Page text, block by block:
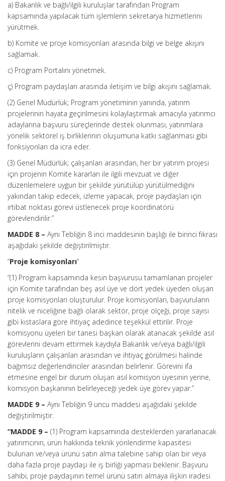
a) Bakanlık ve bağlı/ilgili kuruluşlar tarafından Program
kapsamında yapılacak tüm işlemlerin sekretarya hizmetlerini
yürütmek.
b) Komite ve proje komisyonları arasında bilgi ve belge akışını
sağlamak.
c) Program Portalını yönetmek.
ç) Program paydaşları arasında iletişim ve bilgi akışını sağlamak.
(2) Genel Müdürlük; Program yönetiminin yanında, yatırım
projelerinin hayata geçirilmesini kolaylaştırmak amacıyla yatırımcı
adaylarına başvuru süreçlerinde destek olunması, yatırımlara
yönelik sektörel iş birliklerinin oluşumuna katkı sağlanması gibi
fonksiyonları da icra eder.
(3) Genel Müdürlük; çalışanları arasından, her bir yatırım projesi
için projenin Komite kararları ile ilgili mevzuat ve diğer
düzenlemelere uygun bir şekilde yürütülüp yürütülmediğini
yakından takip edecek, izleme yapacak, proje paydaşları için
irtibat noktası görevi üstlenecek proje koordinatörü
görevlendirilir.”
MADDE 8 – Aynı Tebliğin 8 inci maddesinin başlığı ile birinci fıkrası
aşağıdaki şekilde değiştirilmiştir.
“Proje komisyonları”
“(1) Program kapsamında kesin başvurusu tamamlanan projeler
için Komite tarafından beş asıl üye ve dört yedek üyeden oluşan
proje komisyonları oluşturulur. Proje komisyonları, başvuruların
nitelik ve niceliğine bağlı olarak sektör, proje ölçeği, proje sayısı
gibi kıstaslara göre ihtiyaç adedince teşekkül ettirilir. Proje
komisyonu üyeleri bir tanesi başkan olarak atanacak şekilde asıl
görevlerini devam ettirmek kaydıyla Bakanlık ve/veya bağlı/ilgili
kuruluşların çalışanları arasından ve ihtiyaç görülmesi halinde
bağımsız değerlendiriciler arasından belirlenir. Görevini ifa
etmesine engel bir durum oluşan asıl komisyon üyesinin yerine,
komisyon başkanının belirleyeceği yedek üye görev yapar.”
MADDE 9 – Aynı Tebliğin 9 uncu maddesi aşağıdaki şekilde
değiştirilmiştir.
“MADDE 9 – (1) Program kapsamında desteklerden yararlanacak
yatırımcının, ürün hakkında teknik yönlendirme kapasitesi
bulunan ve/veya ürünü satın alma talebine sahip olan bir veya
daha fazla proje paydaşı ile iş birliği yapması beklenir. Başvuru
sahibi, proje paydaşının temel ürünü satın almaya ilişkin iradesi